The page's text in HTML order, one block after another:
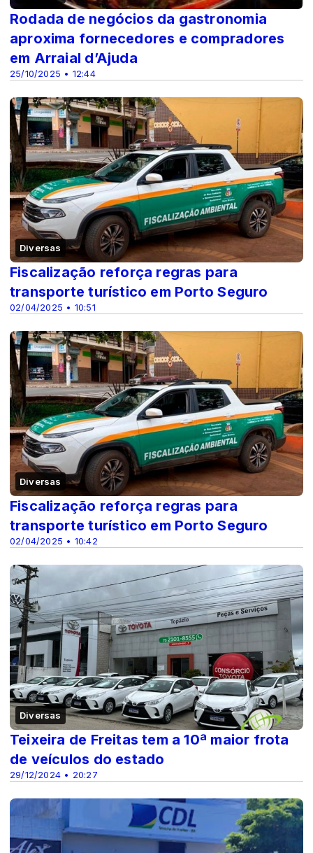
25/10/2025 • 12:44
Rodada de negócios da gastronomia
aproxima fornecedores e compradores
em Arraial d’Ajuda
Diversas
02/04/2025 • 10:51
Fiscalização reforça regras para
transporte turístico em Porto Seguro
Diversas
02/04/2025 • 10:42
Fiscalização reforça regras para
transporte turístico em Porto Seguro
Diversas
29/12/2024 • 20:27
Teixeira de Freitas tem a 10ª maior frota
de veículos do estado